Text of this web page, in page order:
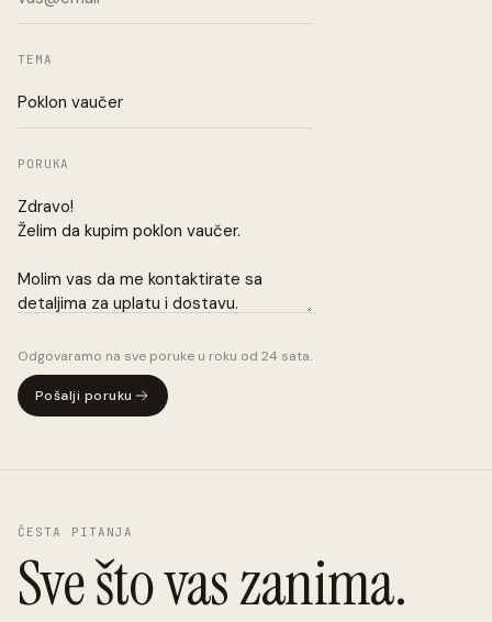
TEMA
PORUKA
Odgovaramo na sve poruke u roku od 24 sata.
Pošalji poruku
ČESTA PITANJA
Sve što vas zanima.